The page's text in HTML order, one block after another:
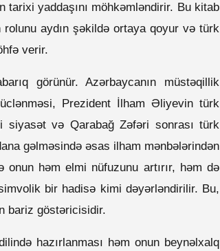
yaddaşını möhkəmləndirir. Bu kitab
aydın şəkildə ortaya qoyur və türk
verir.
görünür. Azərbaycanın müstəqillik
Prezident İlham Əliyevin türk
siyasət və Qarabağ Zəfəri sonrası türk
gəlməsində əsas ilham mənbələrindən
həm elmi nüfuzunu artırır, həm də
bir hadisə kimi dəyərləndirilir. Bu,
bariz göstəricisidir.
hazırlanması həm onun beynəlxalq